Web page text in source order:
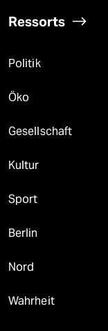
Ressorts
Politik
Öko
Gesellschaft
Kultur
Sport
Berlin
Nord
Wahrheit